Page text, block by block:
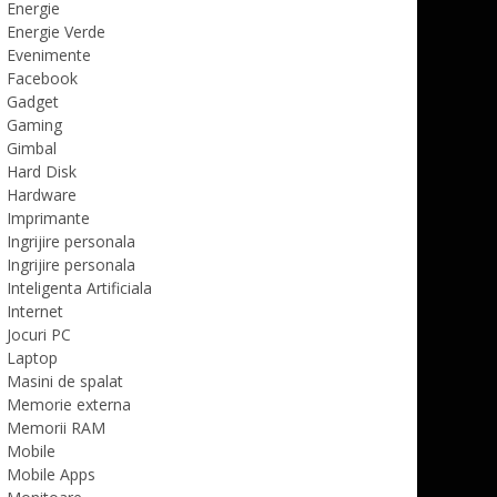
Energie
Energie Verde
Evenimente
Facebook
Gadget
Gaming
Gimbal
Hard Disk
Hardware
Imprimante
Ingrijire personala
Ingrijire personala
Inteligenta Artificiala
Internet
Jocuri PC
Laptop
Masini de spalat
Memorie externa
Memorii RAM
Mobile
Mobile Apps